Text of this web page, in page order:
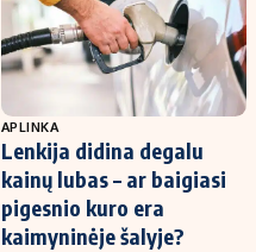
APLINKA
Lenkija didina degalu
kainų lubas – ar baigiasi
pigesnio kuro era
kaimyninėje šalyje?